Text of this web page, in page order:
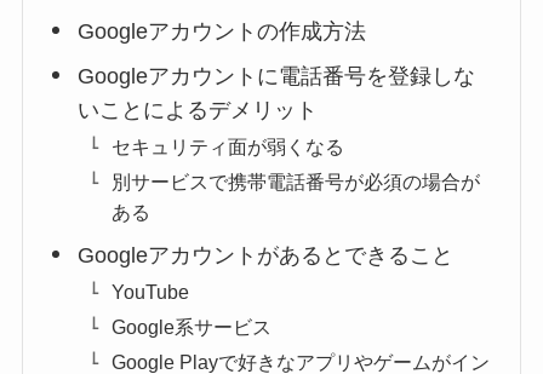
Googleアカウントの作成方法
Googleアカウントに電話番号を登録しな
いことによるデメリット
セキュリティ面が弱くなる
別サービスで携帯電話番号が必須の場合が
ある
Googleアカウントがあるとできること
YouTube
Google系サービス
Google Playで好きなアプリやゲームがイン